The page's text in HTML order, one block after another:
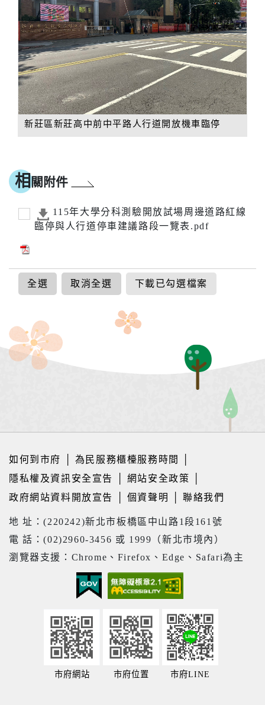
新莊區新莊高中前中平路人行道開放機車臨停
相 關附件
115年大學分科測驗開放試場周邊道路紅線
臨停與人行道停車建議路段一覽表.pdf
全選 取消全選 下載已勾選檔案
如何到市府 為民服務櫃檯服務時間
隱私權及資訊安全宣告
網站安全政策
政府網站資料開放宣告
個資聲明 │聯絡我們
地 址：(220242)新北市板橋區中山路1段161號
電 話：(02)2960-3456 或 1999（新北市境內）
瀏覽器支援：Chrome、Firefox、Edge、Safari為主
市府網站 市府位置 市府LINE